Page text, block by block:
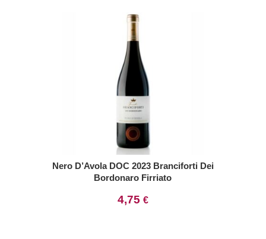
Nero D’Avola DOC 2023 Branciforti Dei
Bordonaro Firriato
4,75 €